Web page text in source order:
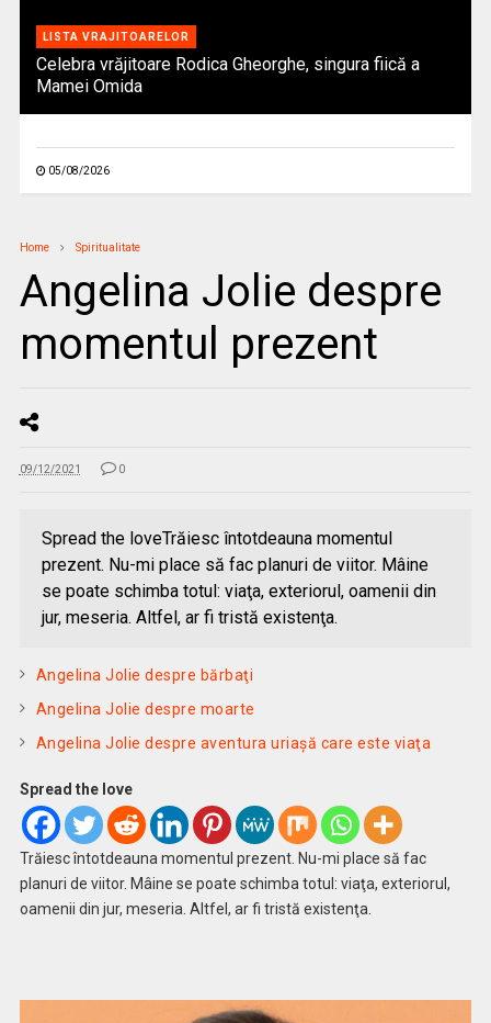
LISTA VRAJITOARELOR
Celebra vrăjitoare Rodica Gheorghe, singura fiică a
Mamei Omida
05/08/2026
Home Spiritualitate
Angelina Jolie despre
momentul prezent
09/12/2021 0
Spread the loveTrăiesc întotdeauna momentul
prezent. Nu-mi place să fac planuri de viitor. Mâine
se poate schimba totul: viaţa, exteriorul, oamenii din
jur, meseria. Altfel, ar fi tristă existenţa.
Angelina Jolie despre bărbaţi
Angelina Jolie despre moarte
Angelina Jolie despre aventura uriaşă care este viaţa
Spread the love
Trăiesc întotdeauna momentul prezent. Nu-mi place să fac
planuri de viitor. Mâine se poate schimba totul: viaţa, exteriorul,
oamenii din jur, meseria. Altfel, ar fi tristă existenţa.